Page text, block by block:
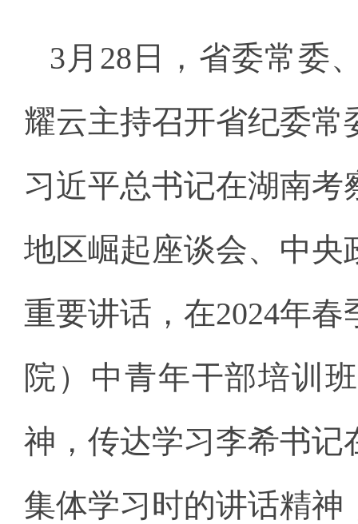
3月28日，省委常委
耀云主持召开省纪委
习近平总书记在湖南
地区崛起座谈会、中央
重要讲话，在2024年
院）中青年干部培训
神，传达学习李希书记
集体学习时的讲话精